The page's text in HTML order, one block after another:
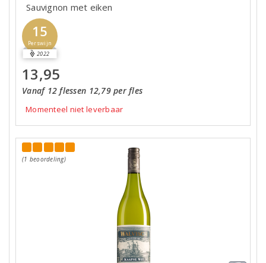
Sauvignon met eiken
15
Perswijn
2022
13,95
Vanaf 12 flessen 12,79 per fles
Momenteel niet leverbaar
(1 beoordeling)